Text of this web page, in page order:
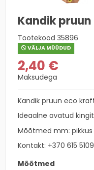
Kandik pruun
Tootekood 35896
VÄLJA MÜÜDUD
2,40 €
Maksudega
Kandik pruun eco
Ideaalne avatud
Mõõtmed mm: pikkus
Kontakt: +370 615
Mõõtmed